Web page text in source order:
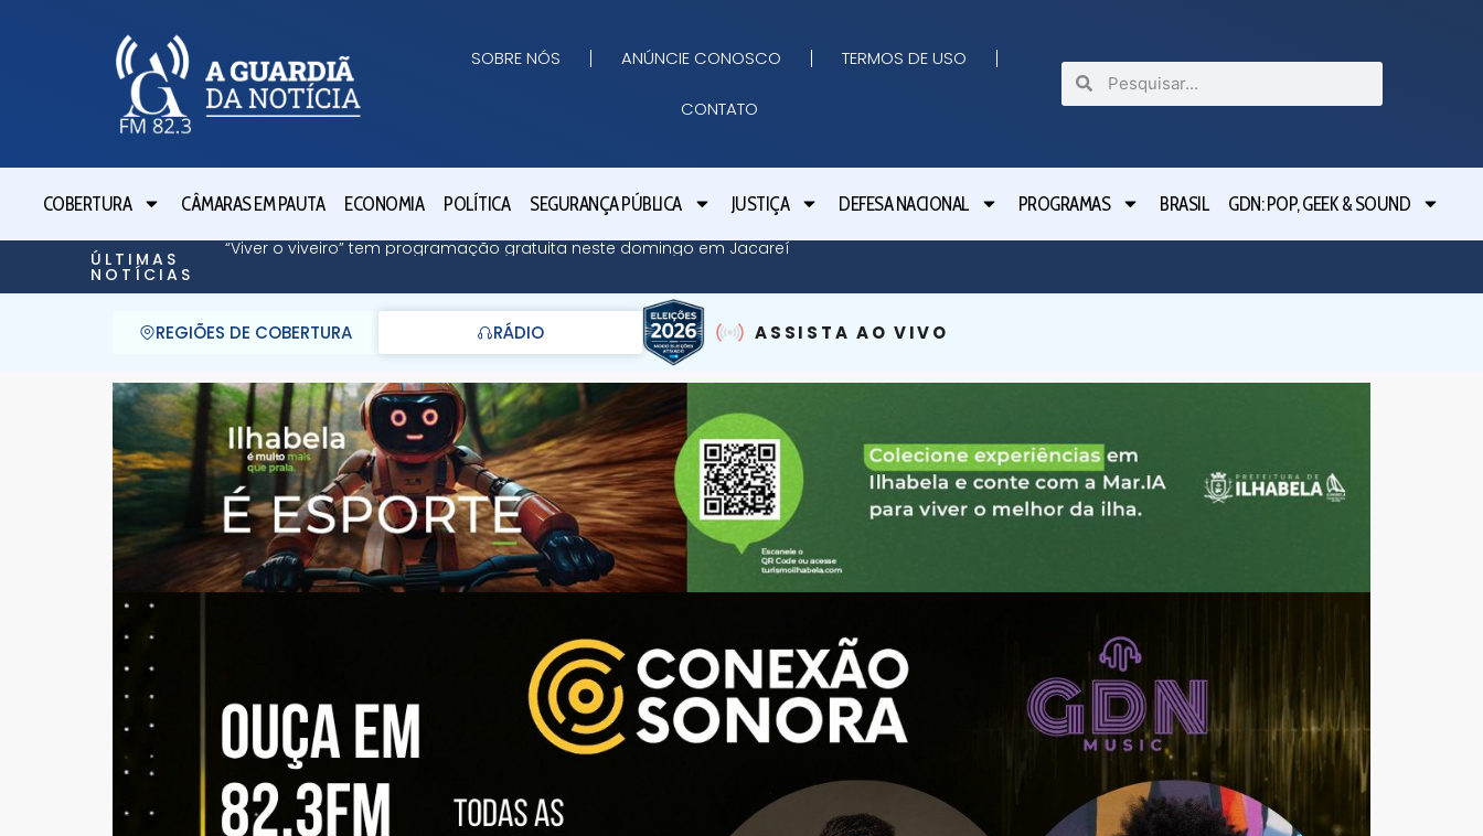
SOBRE NÓS ANÚNCIE CONOSCO TERMOS DE USO
CONTATO
COBERTURA CÂMARAS EM PAUTA ECONOMIA POLÍTICA SEGURANÇA PÚBLICA JUSTIÇA DEFESA NACIONAL PROGRAMAS BRASIL GDN: POP, GEEK & SOUND
ÚLTIMAS
NOTÍCIAS
“Viver o viveiro” tem programação gratuita neste domingo em Jacareí São
REGIÕES DE COBERTURA RÁDIO ASSISTA AO VIVO